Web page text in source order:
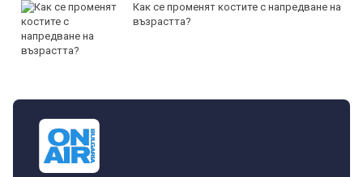
Как се променят костите с напредване на
възрастта?